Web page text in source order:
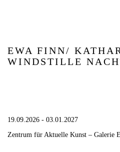
EWA FINN/
WINDSTILLE
19.09.2026 - 03.01.2027
Zentrum für Aktuelle Kunst – Galerie